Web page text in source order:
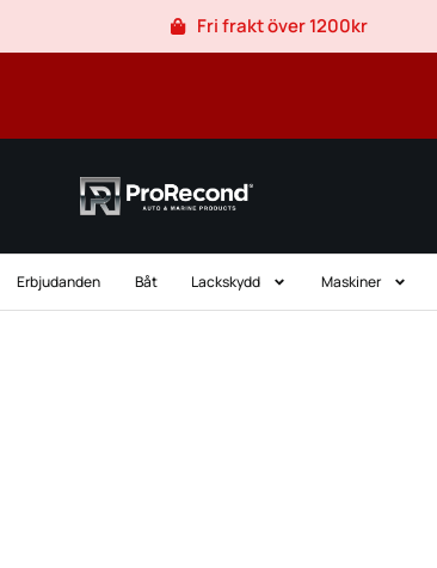
Fri frakt över 1200kr
Erbjudanden Båt Lackskydd Maskiner